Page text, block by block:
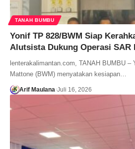
TANAH BUMBU
Yonif TP 828/BWM Siap
Alutsista Dukung Operasi
lenterakalimantan.com, TANAH BUMBU –
Mattone (BWM) menyatakan kesiapan…
Arif Maulana Juli 16, 2026